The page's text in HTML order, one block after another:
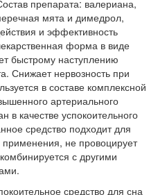
препарата: валериана,
мята и димедрол,
и эффективность
форма в виде
быстрому наступлению
Снижает нервозность при
в составе комплексной
артериального
в качестве успокоительного
средство подходит для
применения, не провоцирует
с другими